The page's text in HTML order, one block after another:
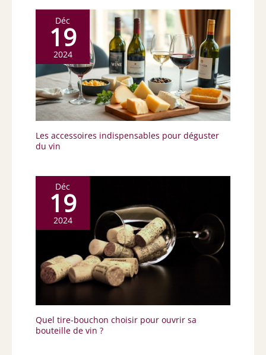
Déc
19
2024
Les accessoires indispensables pour déguster
du vin
Déc
19
2024
Quel tire-bouchon choisir pour ouvrir sa
bouteille de vin ?